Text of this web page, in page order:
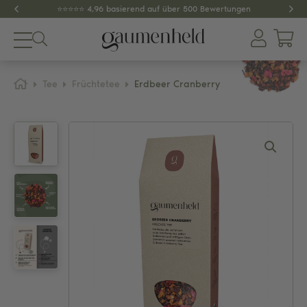
⭐️⭐️⭐️⭐️⭐️ 4,96 basierend auf über 500 Bewertungen
Gewürze
Tee
Dips & Pestos
Zubehör
Tee Früchtetee Erdbeer Cranberry